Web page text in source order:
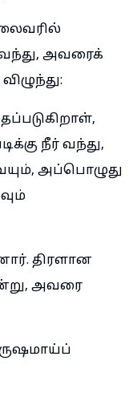
அவரைக்
நீர் வந்து,
அப்பொழுது
திரளான
அவரை